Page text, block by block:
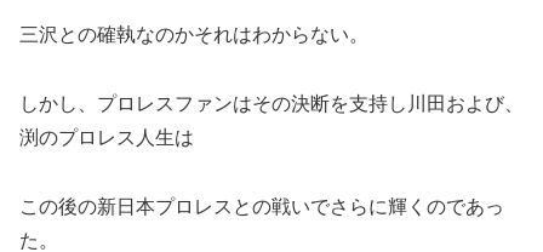
三沢との確執なのかそれはわからない。
しかし、プロレスファンはその決断を支持し川田および、
渕のプロレス人生は
この後の新日本プロレスとの戦いでさらに輝くのであっ
た。